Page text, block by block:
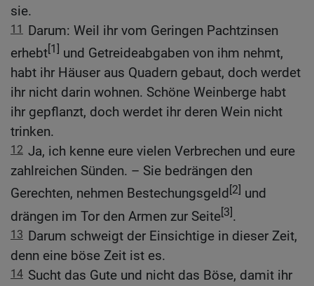
sie.
11 Darum: Weil ihr vom Geringen Pachtzinsen
erhebt[1] und Getreideabgaben von ihm nehmt,
habt ihr Häuser aus Quadern gebaut, doch werdet
ihr nicht darin wohnen. Schöne Weinberge habt
ihr gepflanzt, doch werdet ihr deren Wein nicht
trinken.
12 Ja, ich kenne eure vielen Verbrechen und eure
zahlreichen Sünden. – Sie bedrängen den
Gerechten, nehmen Bestechungsgeld[2] und
drängen im Tor den Armen zur Seite[3].
13 Darum schweigt der Einsichtige in dieser Zeit,
denn eine böse Zeit ist es.
14 Sucht das Gute und nicht das Böse, damit ihr